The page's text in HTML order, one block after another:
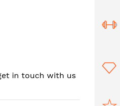
in touch with us